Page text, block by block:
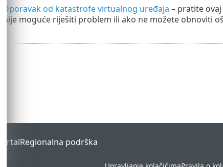
Oporavak od katastrofe virtualnog uređaja – pratite ovaj
moguće riješiti problem ili ako ne možete obnoviti
Regionalna podrška